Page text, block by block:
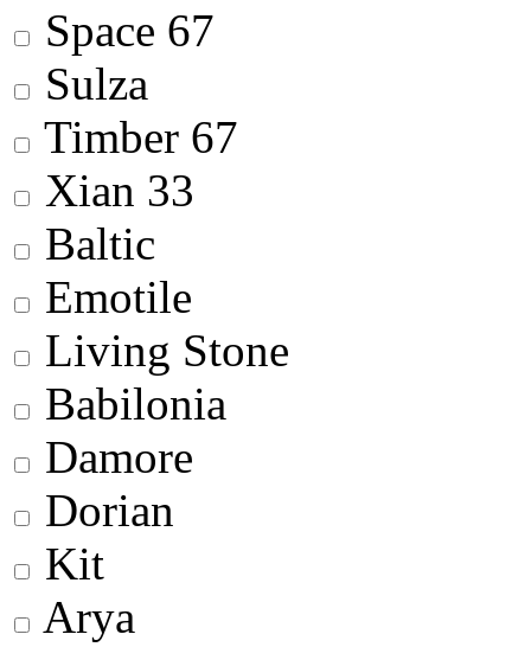
Space 67
Sulza
Timber 67
Xian 33
Baltic
Emotile
Living Stone
Babilonia
Damore
Dorian
Kit
Arya